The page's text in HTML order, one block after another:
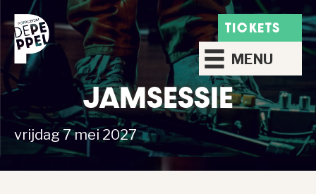
TICKETS
MENU
JAMSESSIE
vrijdag 7 mei 2027